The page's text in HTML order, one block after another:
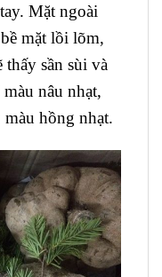
Mặt ngoài
mặt lồi lõm,
thấy sần sùi và
nâu nhạt,
hồng nhạt.